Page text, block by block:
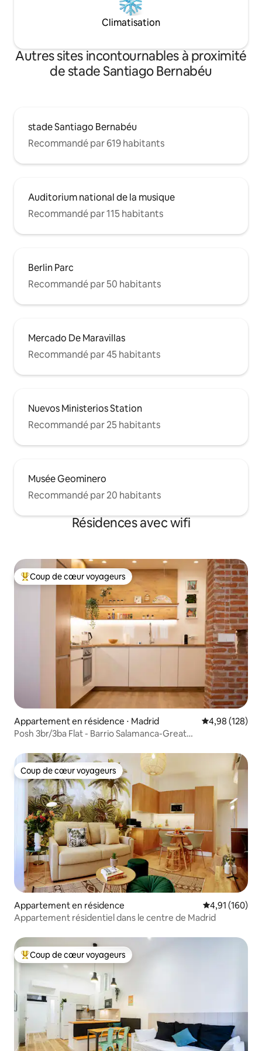
Climatisation
Autres sites incontournables à proximité
de stade Santiago Bernabéu
stade Santiago Bernabéu
Recommandé par 619 habitants
Auditorium national de la musique
Recommandé par 115 habitants
Berlin Parc
Recommandé par 50 habitants
Mercado De Maravillas
Recommandé par 45 habitants
Nuevos Ministerios Station
Recommandé par 25 habitants
Musée Geominero
Recommandé par 20 habitants
Résidences avec wifi
Coups de cœur voyageurs les plus appréciés
Coup de cœur voyageurs
Appartement en résidence ⋅ Madrid Évaluation
4,98 (128)
Posh 3br/3ba Flat - Barrio Salamanca-Great
Coup de cœur voyageurs
Coup de cœur voyageurs
Appartement en résidence Évaluation
4,91 (160)
Appartement résidentiel dans le centre de Madrid
Coups de cœur voyageurs les plus appréciés
Coup de cœur voyageurs